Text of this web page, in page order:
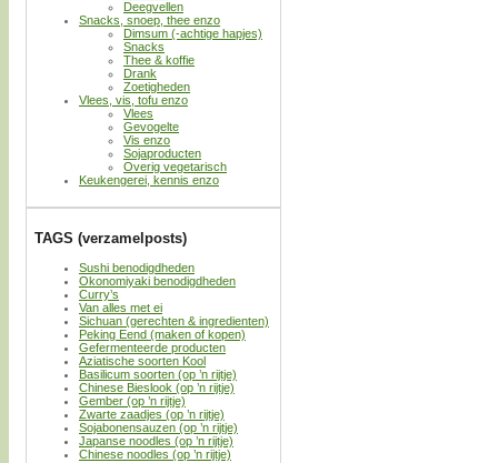
Deegvellen
Snacks, snoep, thee enzo
Dimsum (-achtige hapjes)
Snacks
Thee & koffie
Drank
Zoetigheden
Vlees, vis, tofu enzo
Vlees
Gevogelte
Vis enzo
Sojaproducten
Overig vegetarisch
Keukengerei, kennis enzo
TAGS (verzamelposts)
Sushi benodigdheden
Okonomiyaki benodigdheden
Curry’s
Van alles met ei
Sichuan (gerechten & ingredienten)
Peking Eend (maken of kopen)
Gefermenteerde producten
Aziatische soorten Kool
Basilicum soorten (op ’n rijtje)
Chinese Bieslook (op ’n rijtje)
Gember (op ’n rijtje)
Zwarte zaadjes (op ’n rijtje)
Sojabonensauzen (op ’n rijtje)
Japanse noodles (op ’n rijtje)
Chinese noodles (op ’n rijtje)